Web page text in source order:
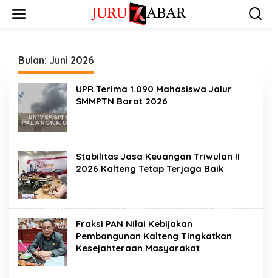
Bulan: Juni 2026
UPR Terima 1.090 Mahasiswa Jalur
SMMPTN Barat 2026
Stabilitas Jasa Keuangan Triwulan II
2026 Kalteng Tetap Terjaga Baik
Fraksi PAN Nilai Kebijakan
Pembangunan Kalteng Tingkatkan
Kesejahteraan Masyarakat